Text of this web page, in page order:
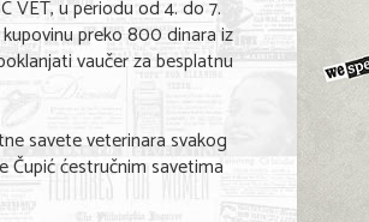
VET, u periodu od 4. do 7.
preko 800 dinara iz
vaučer za besplatnu
savete veterinara svakog
Čupić ćestručnim savetima